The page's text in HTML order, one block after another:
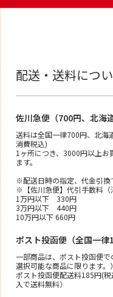
配送・送料につ
佐川急便（700円、北海
送料は全国一律700円、北海
消費税込)
1ヶ所につき、3000円以上お
ます。
※配送日時の指定、代金引換
※【佐川急便】代引手数料（
1万円以下 330円
3万円以下 440円
10万円以下 660円
ポスト投函便（全国一律
一部商品は、ポスト投函便
選択可能な商品に限ります。）
ポスト投函便配送料185円(
入で送料無料）